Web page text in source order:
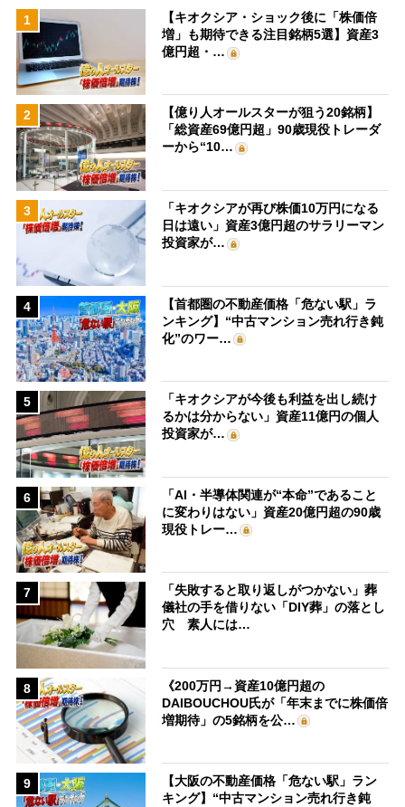
1
【キオクシア・ショック後に「株価倍
増」も期待できる注目銘柄5選】資産3
億円超・…
2
【億り人オールスターが狙う20銘柄】
「総資産69億円超」90歳現役トレーダ
ーから“10…
3
「キオクシアが再び株価10万円になる
日は遠い」資産3億円超のサラリーマン
投資家が…
4
【首都圏の不動産価格「危ない駅」ラ
ンキング】“中古マンション売れ行き鈍
化”のワー…
5
「キオクシアが今後も利益を出し続け
るかは分からない」資産11億円の個人
投資家が…
6
「AI・半導体関連が“本命”であること
に変わりはない」資産20億円超の90歳
現役トレー…
7
「失敗すると取り返しがつかない」葬
儀社の手を借りない「DIY葬」の落とし
穴 素人には…
8
《200万円→資産10億円超の
DAIBOUCHOU氏が「年末までに株価倍
増期待」の5銘柄を公…
9
【大阪の不動産価格「危ない駅」ラン
キング】“中古マンション売れ行き鈍